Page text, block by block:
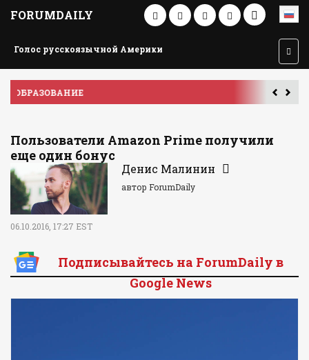
FORUMDAILY
Голос русскоязычной Америки
ПУТЕШЕСТВИЕ ПО АМЕРИКЕ
Пользователи Amazon Prime получили
еще один бонус
Денис Малинин
автор ForumDaily
06.10.2016, 17:27 EST
Подписывайтесь на ForumDaily в
Google News